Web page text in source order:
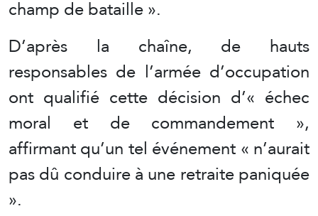
champ de bataille ».
D’après la chaîne, de hauts
responsables de l’armée d’occupation
ont qualifié cette décision d’« échec
moral et de commandement »,
affirmant qu’un tel événement « n’aurait
pas dû conduire à une retraite paniquée
».